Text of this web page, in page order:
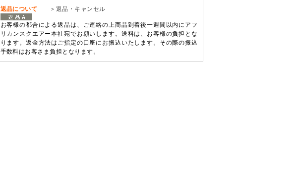
返品について ＞返品・キャンセル
お客様の都合による返品は、ご連絡の上商品到着後一週間以内にアフ
リカンスクエアー本社宛でお願いします。送料は、お客様の負担とな
ります。返金方法はご指定の口座にお振込いたします。その際の振込
手数料はお客さま負担となります。